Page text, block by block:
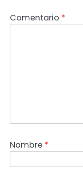
Comentario *
Nombre *